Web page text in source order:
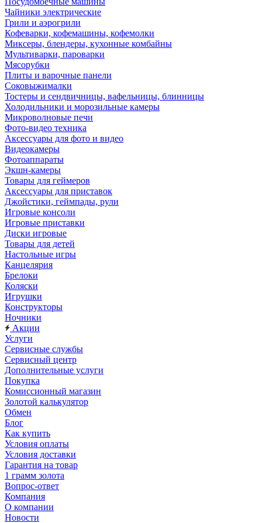
Чайники электрические
Грили и аэрогрили
Кофеварки, кофемашины, кофемолки
Миксеры, блендеры, кухонные комбайны
Мультиварки, пароварки
Мясорубки
Плиты и варочные панели
Соковыжималки
Тостеры и сендвичницы, вафельницы, блинницы
Холодильники и морозильные камеры
Микроволновые печи
Фото-видео техника
Аксессуары для фото и видео
Видеокамеры
Фотоаппараты
Экшн-камеры
Товары для геймеров
Аксессуары для приставок
Джойстики, геймпады, рули
Игровые консоли
Игровые приставки
Диски игровые
Товары для детей
Настольные игры
Канцелярия
Брелоки
Коляски
Игрушки
Конструкторы
Ночники
Акции
Услуги
Сервисные службы
Сервисный центр
Дополнительные услуги
Покупка
Комиссионный магазин
Золотой калькулятор
Обмен
Блог
Как купить
Условия оплаты
Условия доставки
Гарантия на товар
1 грамм золота
Вопрос-ответ
Компания
О компании
Новости